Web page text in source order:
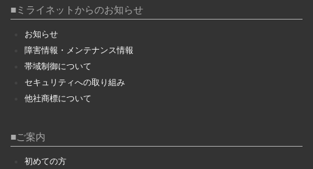
■ミライネットからのお知らせ
お知らせ
障害情報・メンテナンス情報
帯域制御について
セキュリティへの取り組み
他社商標について
■ご案内
初めての方